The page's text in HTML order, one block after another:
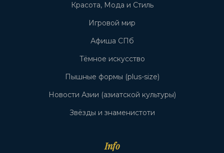
Красота, Мода и Стиль
Игровой мир
Афиша СПб
Тёмное искусство
Пышные формы (plus-size)
Новости Азии (азиатской культуры)
Звёзды и знаменистоти
Info